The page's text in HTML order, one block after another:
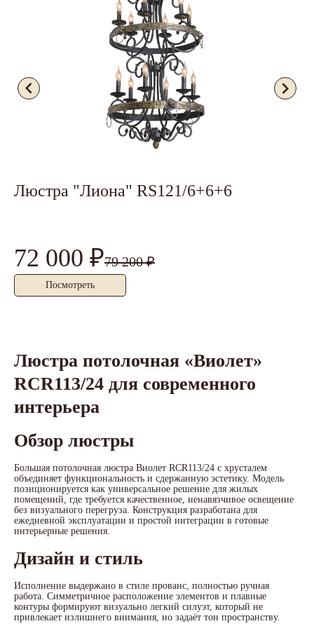
Люстра "Лиона" RS121/6+6+6
72 000 ₽79 200 ₽
Посмотреть
Люстра потолочная «Виолет»
RCR113/24 для современного
интерьера
Обзор люстры
Большая потолочная люстра Виолет RCR113/24 с хрусталем
объединяет функциональность и сдержанную эстетику. Модель
позиционируется как универсальное решение для жилых
помещений, где требуется качественное, ненавязчивое освещение
без визуального перегруза. Конструкция разработана для
ежедневной эксплуатации и простой интеграции в готовые
интерьерные решения.
Дизайн и стиль
Исполнение выдержано в стиле прованс, полностью ручная
работа. Симметричное расположение элементов и плавные
контуры формируют визуально легкий силуэт, который не
привлекает излишнего внимания, но задаёт тон пространству.